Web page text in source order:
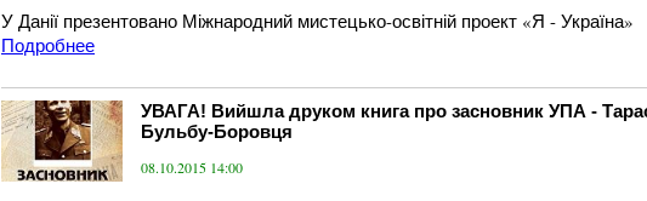
У Данії презентовано Міжнародний мистецько-освітній проект «Я - Україна»
Подробнее
УВАГА! Вийшла друком книга про засновник УПА -
Бульбу-Боровця
08.10.2015 14:00